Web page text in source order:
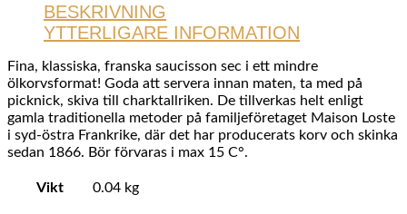
BESKRIVNING
YTTERLIGARE INFORMATION
Fina, klassiska, franska saucisson sec i ett mindre
ölkorvsformat! Goda att servera innan maten, ta med på
picknick, skiva till charktallriken. De tillverkas helt enligt
gamla traditionella metoder på familjeföretaget Maison Loste
i syd-östra Frankrike, där det har producerats korv och skinka
sedan 1866. Bör förvaras i max 15 C°.
Vikt 0.04 kg